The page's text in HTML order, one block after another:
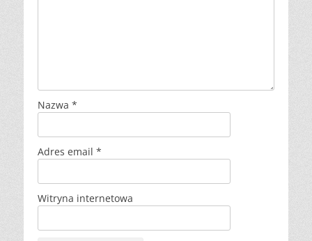
Nazwa *
Adres email *
Witryna internetowa